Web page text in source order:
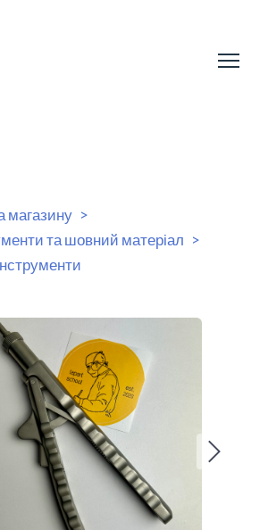
магазину
та шовний матеріал